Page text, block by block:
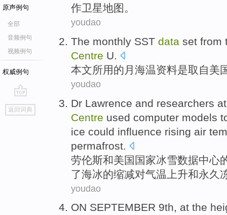
原声例句
全部
音频例句
视频例句
权威例句
go
top
返回词典
作卫星地图。
youdao
The monthly SST data set from
Centre U.
本文所用的 月 海温资料是取自美
youdao
Dr Lawrence and researchers
Centre used computer models
ice could influence rising air
permafrost
劳伦斯和美国 国家冰雪数据中心
了海冰的缩减对气温 上升和永久
youdao
ON SEPTEMBER 9th, at the